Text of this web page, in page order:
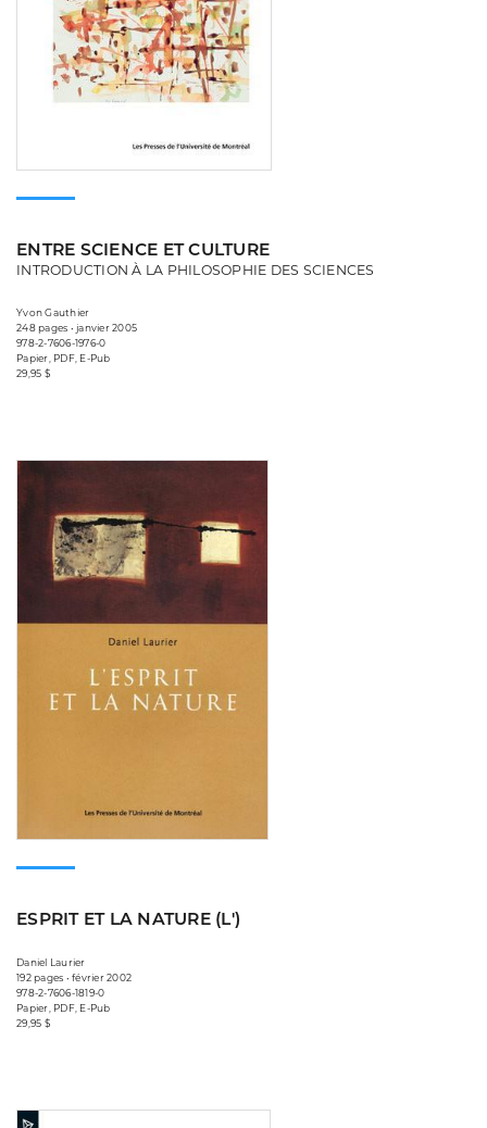
ENTRE SCIENCE ET CULTURE
INTRODUCTION À LA PHILOSOPHIE DES SCIENCES
Yvon Gauthier
248 pages • janvier 2005
978-2-7606-1976-0
Papier, PDF, E-Pub
29,95 $
ESPRIT ET LA NATURE (L')
Daniel Laurier
192 pages • février 2002
978-2-7606-1819-0
Papier, PDF, E-Pub
29,95 $